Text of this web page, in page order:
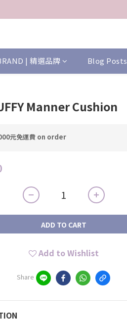
| 精選品牌 Blog Posts
Manner Cushion
元免運費 on order
ADD TO CART
Add to Wishlist
Share